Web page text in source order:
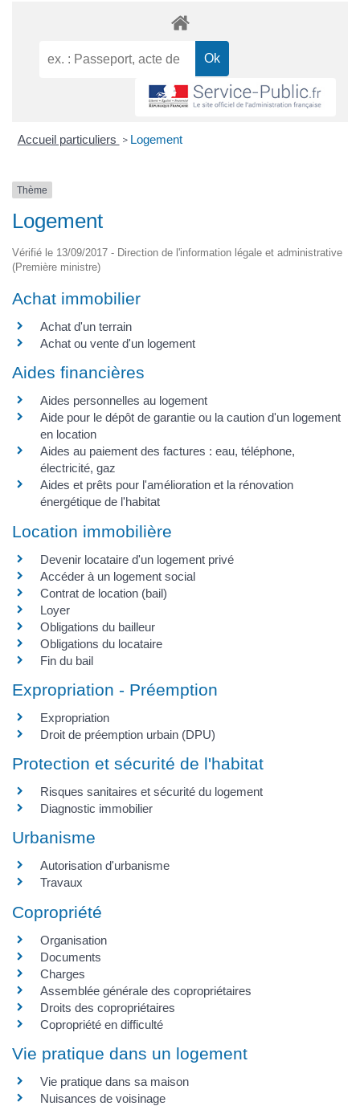
Accueil particuliers > Logement
Thème
Logement
Vérifié le 13/09/2017 - Direction de l'information légale et administrative
(Première ministre)
Achat immobilier
Achat d'un terrain
Achat ou vente d'un logement
Aides financières
Aides personnelles au logement
Aide pour le dépôt de garantie ou la caution d'un logement
en location
Aides au paiement des factures : eau, téléphone,
électricité, gaz
Aides et prêts pour l'amélioration et la rénovation
énergétique de l'habitat
Location immobilière
Devenir locataire d'un logement privé
Accéder à un logement social
Contrat de location (bail)
Loyer
Obligations du bailleur
Obligations du locataire
Fin du bail
Expropriation - Préemption
Expropriation
Droit de préemption urbain (DPU)
Protection et sécurité de l'habitat
Risques sanitaires et sécurité du logement
Diagnostic immobilier
Urbanisme
Autorisation d'urbanisme
Travaux
Copropriété
Organisation
Documents
Charges
Assemblée générale des copropriétaires
Droits des copropriétaires
Copropriété en difficulté
Vie pratique dans un logement
Vie pratique dans sa maison
Nuisances de voisinage